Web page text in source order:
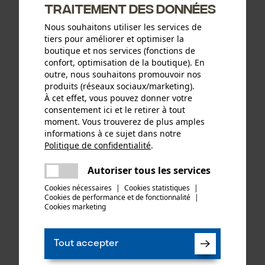
traitement des données
Nous souhaitons utiliser les services de
tiers pour améliorer et optimiser la
boutique et nos services (fonctions de
confort, optimisation de la boutique). En
outre, nous souhaitons promouvoir nos
produits (réseaux sociaux/marketing).
À cet effet, vous pouvez donner votre
consentement ici et le retirer à tout
moment. Vous trouverez de plus amples
informations à ce sujet dans notre
Politique de confidentialité.
Autoriser tous les services
Cookies nécessaires | Cookies statistiques |
Cookies de performance et de fonctionnalité |
Cookies marketing
Tout accepter
Une erreur s'est produite. Veuillez
essayer encore.
partager
partager
mail